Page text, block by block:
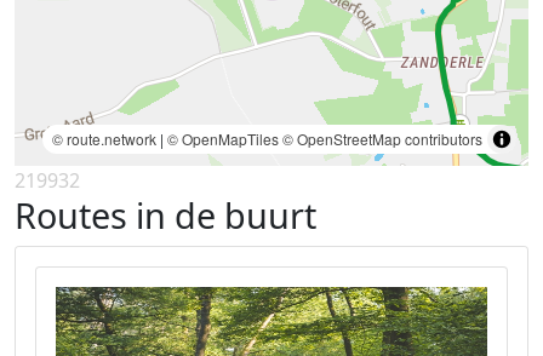
© route.network | © OpenMapTiles© OpenStreetMap contributors
219932
Routes in de buurt